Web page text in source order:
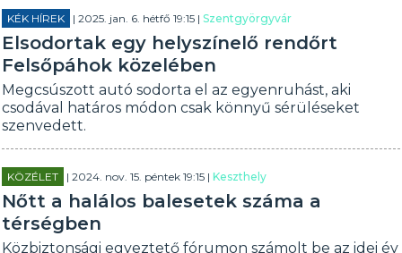
KÉK HÍREK | 2025. jan. 6. hétfő 19:15 |Szentgyörgyvár
Elsodortak egy helyszínelő rendőrt
Felsőpáhok közelében
Megcsúszott autó sodorta el az egyenruhást, aki
csodával határos módon csak könnyű sérüléseket
szenvedett.
KÖZÉLET | 2024. nov. 15. péntek 19:15 |Keszthely
Nőtt a halálos balesetek száma a
térségben
Közbiztonsági egyeztető fórumon számolt be az idei év